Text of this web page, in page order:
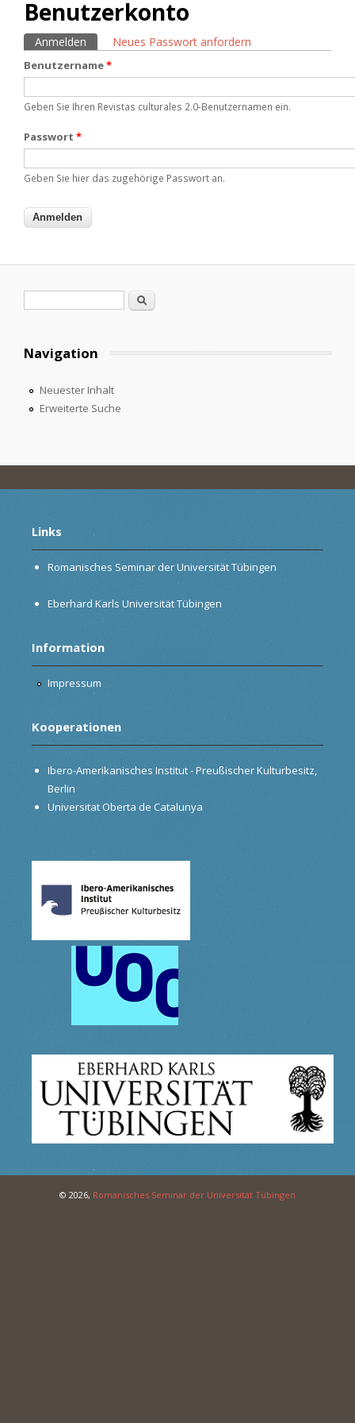
Benutzerkonto
Haupt-Reiter
Anmelden (aktiver Reiter)
Neues Passwort anfordern
Benutzername*
Geben Sie Ihren Revistas culturales 2.0-Benutzernamen ein.
Passwort *
Geben Sie hier das zugehörige Passwort an.
Suche
Navigation
Neuester Inhalt
Erweiterte Suche
Links
Romanisches Seminar der Universität Tübingen
Eberhard Karls Universität Tübingen
Information
Impressum
Kooperationen
Ibero-Amerikanisches Institut - Preußischer Kulturbesitz,
Berlin
Universitat Oberta de Catalunya
© 2026, Romanisches Seminar der Universität Tübingen